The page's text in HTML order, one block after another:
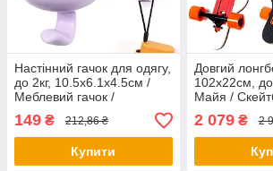
Настінний гачок для одягу,
до 2кг, 10.5х6.1х4.5см /
Меблевий гачок /
ключів
149 ₴ 212,86 ₴
Купити
Довгий
102х22см, до
Майя /
Дитячий
2 079₴ 2